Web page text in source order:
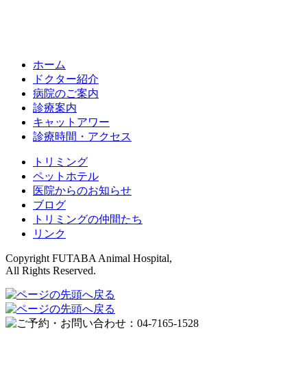
ホーム
ドクター紹介
病院のご案内
診療案内
キャットアワー
診療時間・アクセス
トリミング
ペットホテル
医院からのお知らせ
ブログ
トリミングの仲間たち
リンク
Copyright FUTABA Animal Hospital,
All Rights Reserved.